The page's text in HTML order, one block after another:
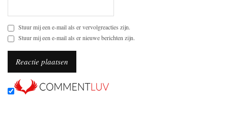
Stuur mij een e-mail als er vervolgreacties zijn.
Stuur mij een e-mail als er nieuwe berichten zijn.